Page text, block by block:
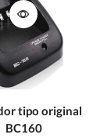
tipo original
BC160